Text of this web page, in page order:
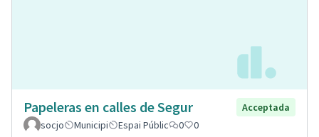
Papeleras en calles de Segur
Acceptada
socjo
Municipi Espai Públic 0 0